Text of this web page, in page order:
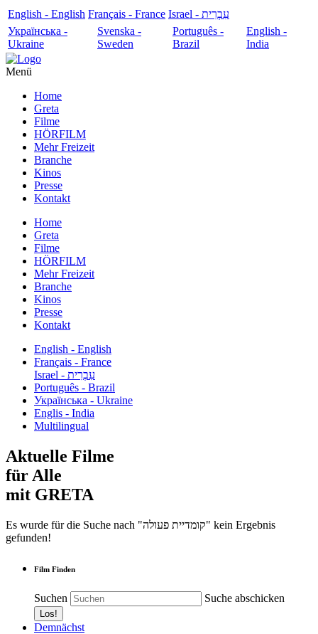
English - English Français - France
עִבְרִית - Israel
Українська -
Ukraine
Svenska -
Sweden
Português -
Brazil
English -
India
Menü
Home
Greta
Filme
HÖRFILM
Mehr Freizeit
Branche
Kinos
Presse
Kontakt
Home
Greta
Filme
HÖRFILM
Mehr Freizeit
Branche
Kinos
Presse
Kontakt
English - English
Français - France
עִבְרִית - Israel
Português - Brazil
Українська - Ukraine
Englis - India
Multilingual
Aktuelle Filme
für Alle
mit GRETA
Es wurde für die Suche nach "קומדיית פעולה" kein Ergebnis
gefunden!
Film Finden
Suchen Suche abschicken
Demnächst